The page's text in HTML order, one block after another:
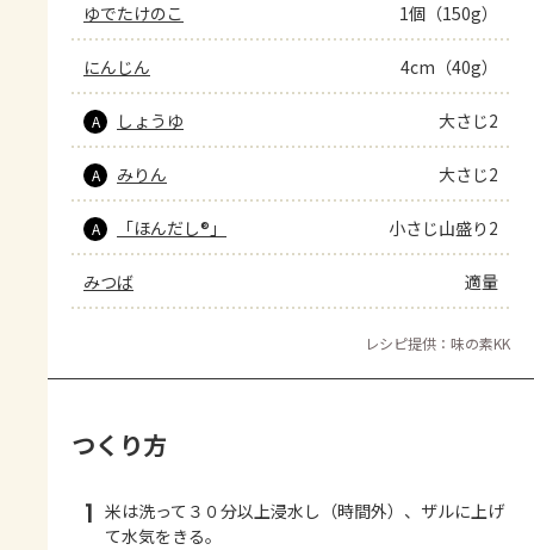
ゆでたけのこ 1個（150g）
にんじん 4cm（40g）
A しょうゆ 大さじ2
A みりん 大さじ2
A 「ほんだし®」 小さじ山盛り2
みつば 適量
レシピ提供：味の素KK
つくり方
1 米は洗って３０分以上浸水し（時間外）、ザルに上げ
て水気をきる。